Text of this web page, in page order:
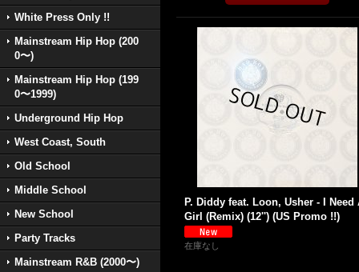
White Press Only !!
Mainstream Hip Hop (200
0〜)
Mainstream Hip Hop (199
0〜1999)
Underground Hip Hop
West Coast, South
Old School
Middle School
New School
Party Tracks
Mainstream R&B (2000〜)
P. Diddy feat. Loon, Usher - I Need
Girl (Remix) (12'') (US Promo !!)
在庫なし